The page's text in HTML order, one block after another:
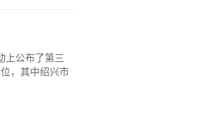
公布了第三
，其中绍兴市